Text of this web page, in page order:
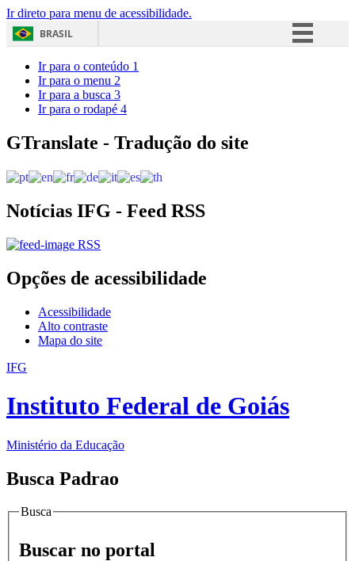
Ir direto para menu de acessibilidade.
BRASIL
Acesso à informação
Ir para o conteúdo 1
Ir para o menu 2
Ir para a busca 3
Ir para o rodapé 4
GTranslate - Tradução do site
Notícias IFG - Feed RSS
RSS
Opções de acessibilidade
Acessibilidade
Alto contraste
Mapa do site
IFG
Instituto Federal de Goiás
Ministério da Educação
Busca Padrao
Busca
Buscar no portal